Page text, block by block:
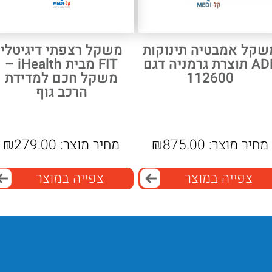
אמבטיה תינוקות
ADE תוצרת גרמניה דגם
112600
מחיר מוצר: ₪875.00
צפייה במוצר
משקל רצפתי דיגיטלי
FIT מבית iHealth –
משקל חכם למדידת
הרכב גוף
מחיר מוצר: ₪279.00
צפייה במוצר